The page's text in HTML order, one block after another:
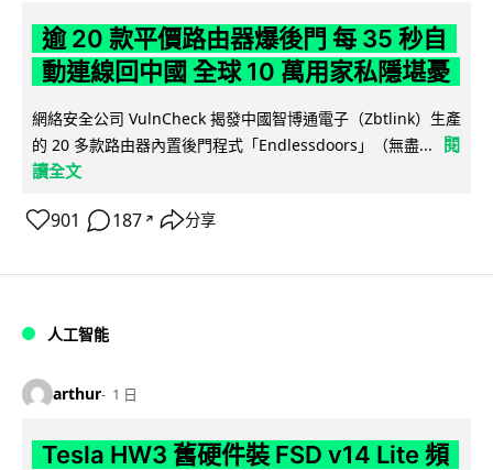
逾 20 款平價路由器爆後門 每 35 秒自
動連線回中國 全球 10 萬用家私隱堪憂
網絡安全公司 VulnCheck 揭發中國智博通電子（Zbtlink）生產
的 20 多款路由器內置後門程式「Endlessdoors」（無盡...
閱
讀全文
901 187 ↗ 分享
人工智能
arthur 1 日
Tesla HW3 舊硬件裝 FSD v14 Lite 頻